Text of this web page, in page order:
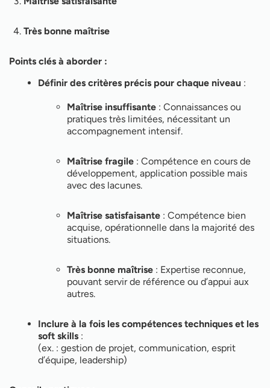
Très bonne maîtrise
Points clés à aborder :
Définir des critères précis pour chaque niveau :
Maîtrise insuffisante : Connaissances ou
pratiques très limitées, nécessitant un
accompagnement intensif.
Maîtrise fragile : Compétence en cours de
développement, application possible mais
avec des lacunes.
Maîtrise satisfaisante : Compétence bien
acquise, opérationnelle dans la majorité des
situations.
Très bonne maîtrise : Expertise reconnue,
pouvant servir de référence ou d’appui aux
autres.
Inclure à la fois les compétences techniques et les
soft skills :
(ex. : gestion de projet, communication, esprit
d’équipe, leadership)